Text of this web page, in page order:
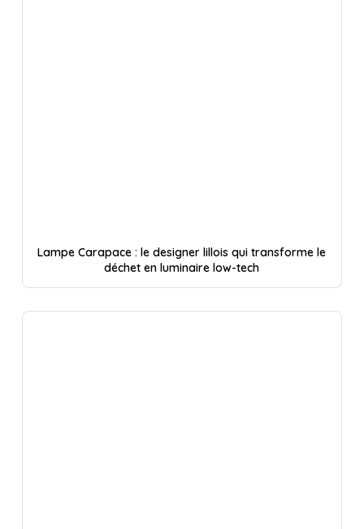
Lampe Carapace : le designer lillois qui transforme le
déchet en luminaire low-tech